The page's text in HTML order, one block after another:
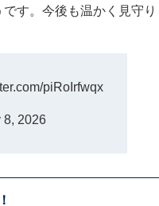
す。今後も温かく見守り
piRoIrfwqx
8, 2026